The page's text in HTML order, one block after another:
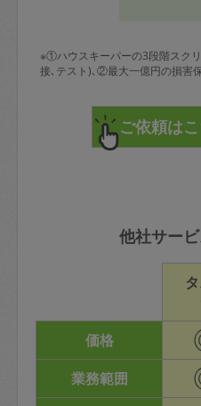
※①ハウスキーパーの3段階スク
接､テスト)､②最大一億円の損害
他社サー
価格
業務範囲